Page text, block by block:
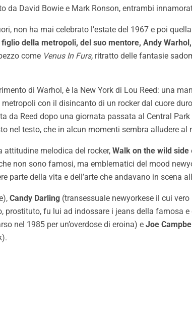
da David Bowie e Mark Ronson, entrambi
non ha mai celebrato l’estate del 1967 e poi
della metropoli, del suo mentore, Andy Warhol,
come Venus In Furs, ritratto delle fantasie
di Warhol, è la New York di Lou Reed: una
con il disincanto di un rocker dal cuore
da Reed dopo una giornata passata al Central
nel testo, che in alcun momenti sembra alludere al
melodica del rocker, Walk on the wild side
non sono famosi, ma emblematici del mood
parte della vita e dell’arte che andavano in scena
Candy Darling (transessuale newyorkese il cui
prostituto, fu lui ad indossare i jeans della famosa
nel 1985 per un’overdose di eroina) e Joe